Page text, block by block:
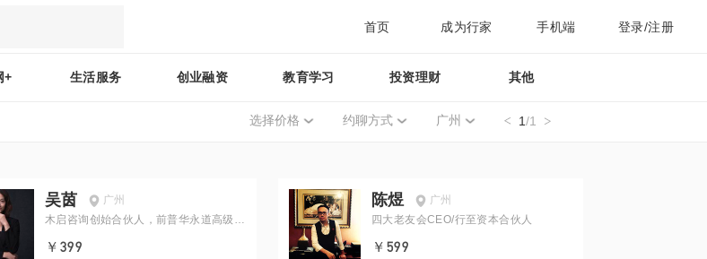
首页 成为行家 手机端 登录/注册
+ 生活服务 创业融资 教育学习 投资理财 其他
选择价格 约聊方式 广州 1/1
吴茵
广州
木启咨询创始合伙人，前普华永道高级经
￥399
陈煜
广州
四大老友会CEO/行至资本合伙人
￥599